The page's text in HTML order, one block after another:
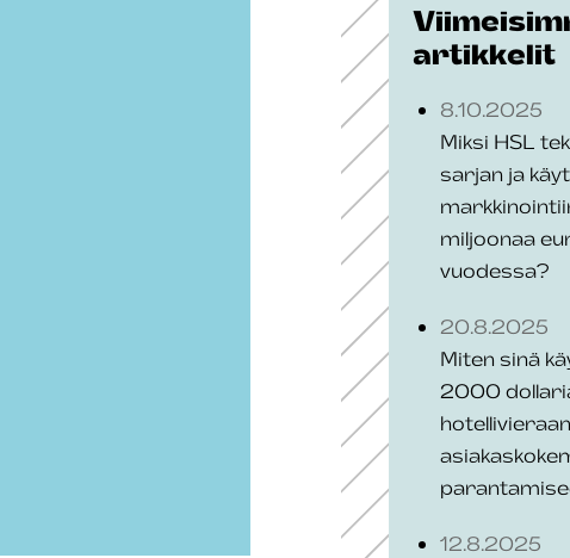
artikkelit
8.10.2025
Miksi HSL
sarjan ja
miljoonaa
vuodessa?
20.8.2025
Miten sinä
2000
hotellivieraan
12.8.2025